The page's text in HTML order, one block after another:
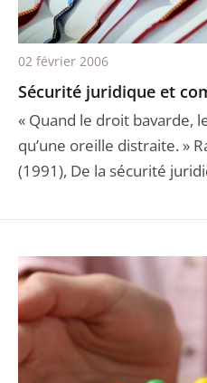
Sécurité juridique et
« Quand le droit bavarde,
qu’une oreille distraite. »
(1991), De la sécurité
02 février 2006